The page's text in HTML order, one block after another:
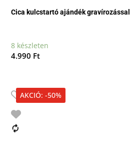
Cica kulcstartó ajándék gravírozással
8 készleten
4.990 Ft
AKCIÓ: -50%